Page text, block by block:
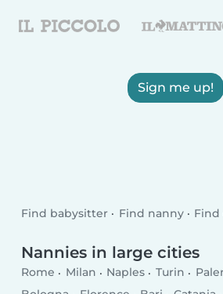
Sign me up!
Find babysitter Find nanny
Nannies in large cities
Rome Milan Naples Turin